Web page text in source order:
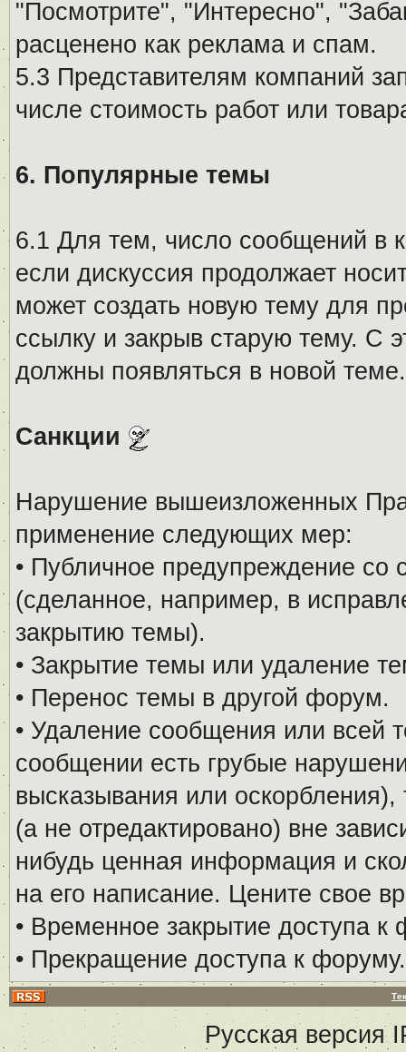
"Посмотрите", "Интересно",
расценено как реклама и спам.
5.3 Представителям компаний
числе стоимость работ или
6. Популярные темы
6.1 Для тем, число сообщений в
если дискуссия продолжает
может создать новую тему для
ссылку и закрыв старую тему. С
должны появляться в новой теме.
Санкции
Нарушение вышеизложенных
применение следующих мер:
• Публичное предупреждение
(сделанное, например, в
закрытию темы).
• Закрытие темы или удаление
• Перенос темы в другой форум.
• Удаление сообщения или всей
сообщении есть грубые
высказывания или
(а не отредактировано) вне
нибудь ценная информация и
на его написание. Цените свое
• Временное закрытие доступа к
• Прекращение доступа к форуму.
Русская версия